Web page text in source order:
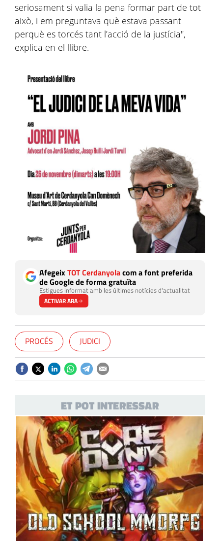
seriosament si valia la pena formar part de tot
això, i em preguntava què estava passant
perquè es torcés tant l’acció de la justícia",
explica en el llibre.
AfegeixTOT Cerdanyolacom a font preferida
de Google de forma gratuïta
Estigues informat amb les últimes notícies d'actualitat
ACTIVAR ARA
PROCÉS JUDICI
ET POT INTERESSAR